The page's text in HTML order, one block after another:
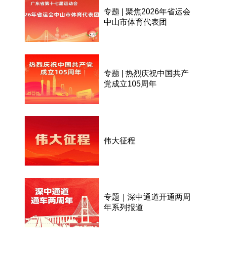
专题 | 聚焦2026年省运会
中山市体育代表团
专题 | 热烈庆祝中国共产
党成立105周年
伟大征程
专题｜深中通道开通两周
年系列报道